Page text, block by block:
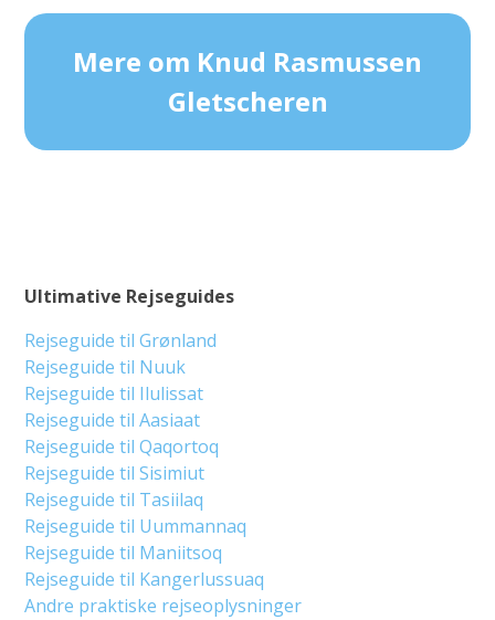
Mere om Knud Rasmussen
Gletscheren
Ultimative Rejseguides
Rejseguide til Grønland
Rejseguide til Nuuk
Rejseguide til Ilulissat
Rejseguide til Aasiaat
Rejseguide til Qaqortoq
Rejseguide til Sisimiut
Rejseguide til Tasiilaq
Rejseguide til Uummannaq
Rejseguide til Maniitsoq
Rejseguide til Kangerlussuaq
Andre praktiske rejseoplysninger